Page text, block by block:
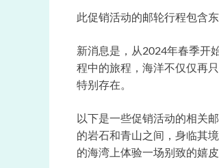
此促销活动的邮轮行程包含
新消息是，从2024年春季开
程中的旅程，海洋不仅仅再
特别存在。
以下是一些促销活动的相关
的岩石和青山之间，身临其
的海湾上体验一场别致的嬉